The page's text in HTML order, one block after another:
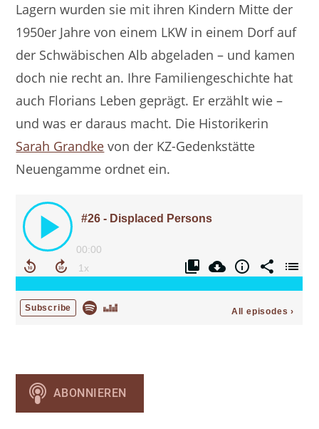
Lagern wurden sie mit ihren Kindern Mitte der
1950er Jahre von einem LKW in einem Dorf auf
der Schwäbischen Alb abgeladen – und kamen
doch nie recht an. Ihre Familiengeschichte hat
auch Florians Leben geprägt. Er erzählt wie –
und was er daraus macht. Die Historikerin
Sarah Grandke von der KZ-Gedenkstätte
Neuengamme ordnet ein.